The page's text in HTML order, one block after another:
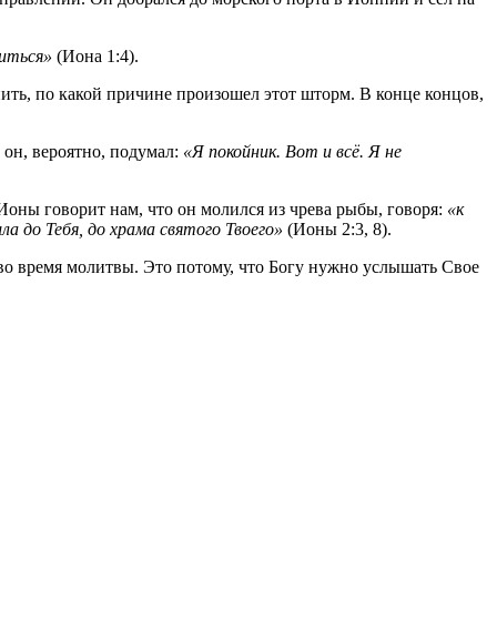
(Иона 1:4).
по какой причине произошел этот шторм. В конце концов,
вероятно, подумал: «Я покойник. Вот и всё. Я не
говорит нам, что он молился из чрева рыбы, говоря: «к
до Тебя, до храма святого Твоего» (Ионы 2:3, 8).
время молитвы. Это потому, что Богу нужно услышать Свое